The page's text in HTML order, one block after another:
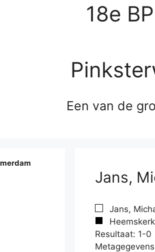
18e
Een van de
Jans,
Jans,
Resultaat: 1-0